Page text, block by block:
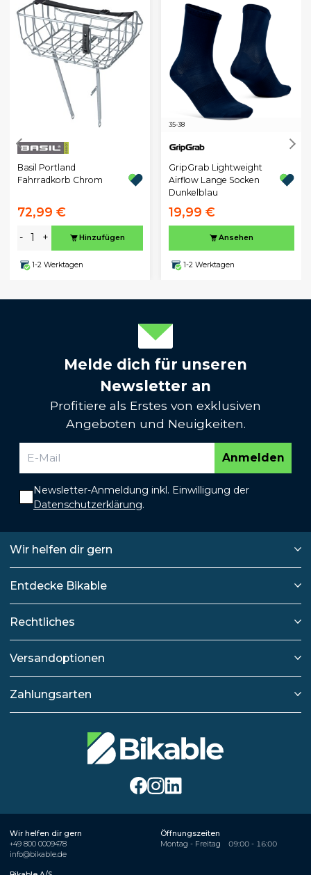
Basil Portland
Fahrradkorb Chrom
72,99 €
- + Hinzufügen
1-2 Werktagen
35-38
GripGrab Lightweight
Airflow Lange Socken
Dunkelblau
19,99 €
Ansehen
1-2 Werktagen
Melde dich für unseren
Newsletter an
Profitiere als Erstes von exklusiven
Angeboten und Neuigkeiten.
Anmelden
Newsletter-Anmeldung inkl. Einwilligung der
Datenschutzerklärung.
Wir helfen dir gern
Entdecke Bikable
Rechtliches
Versandoptionen
Zahlungsarten
Wir helfen dir gern
+49 800 0009478
info@bikable.de
Öffnungszeiten
Montag - Freitag
09:00 - 16:00